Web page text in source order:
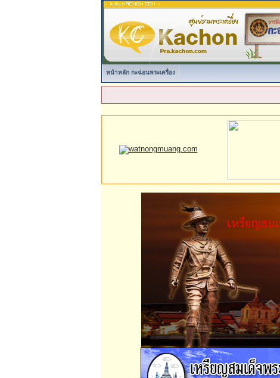
หน้าหลัก กะฉ่อนพระเครื่อง